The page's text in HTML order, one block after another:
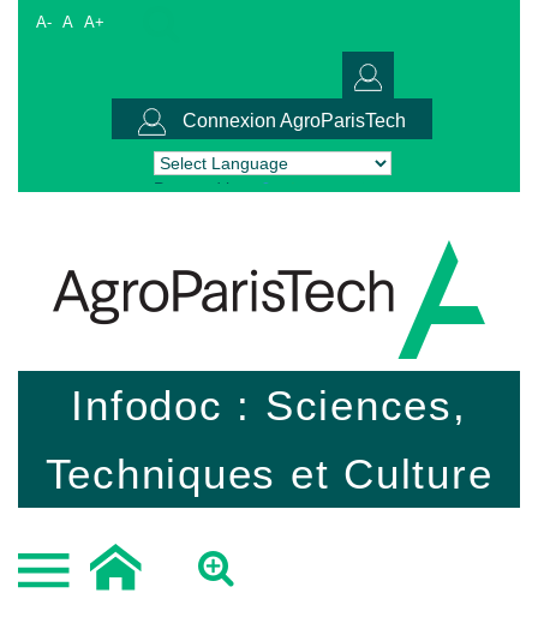
A- A A+
Connexion AgroParisTech
Powered by Translate
Infodoc : Sciences,
Techniques et Culture